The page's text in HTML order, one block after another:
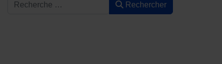
Rechercher